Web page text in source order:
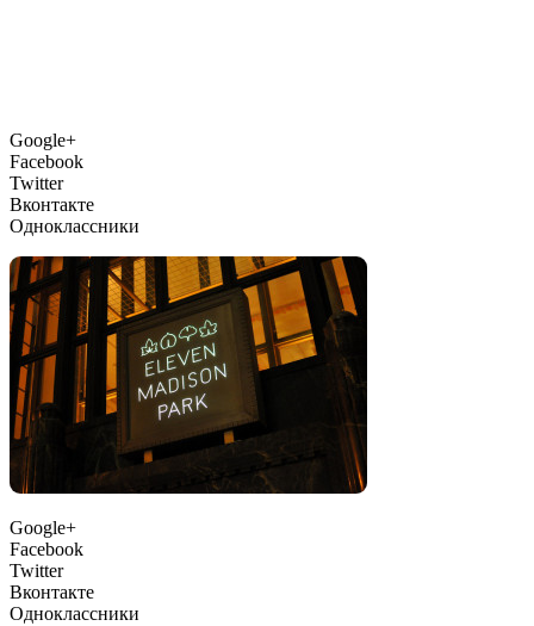
Google+
Facebook
Twitter
Вконтакте
Одноклассники
Google+
Facebook
Twitter
Вконтакте
Одноклассники